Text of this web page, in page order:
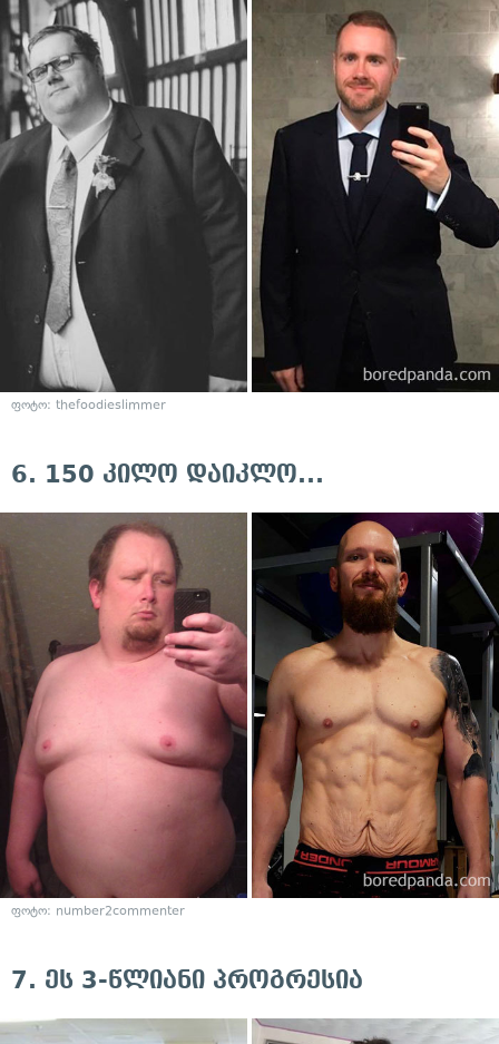
ფოტო: thefoodieslimmer
6. 150 კილო დაიკლო...
ფოტო: number2commenter
7. ეს 3-წლიანი პროგრესია